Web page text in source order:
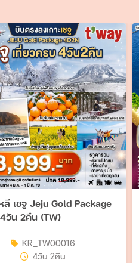
ลี เชจู Jeju Gold Package
วัน 2คืน (TW)
KR_TW00016
4วัน 2คืน